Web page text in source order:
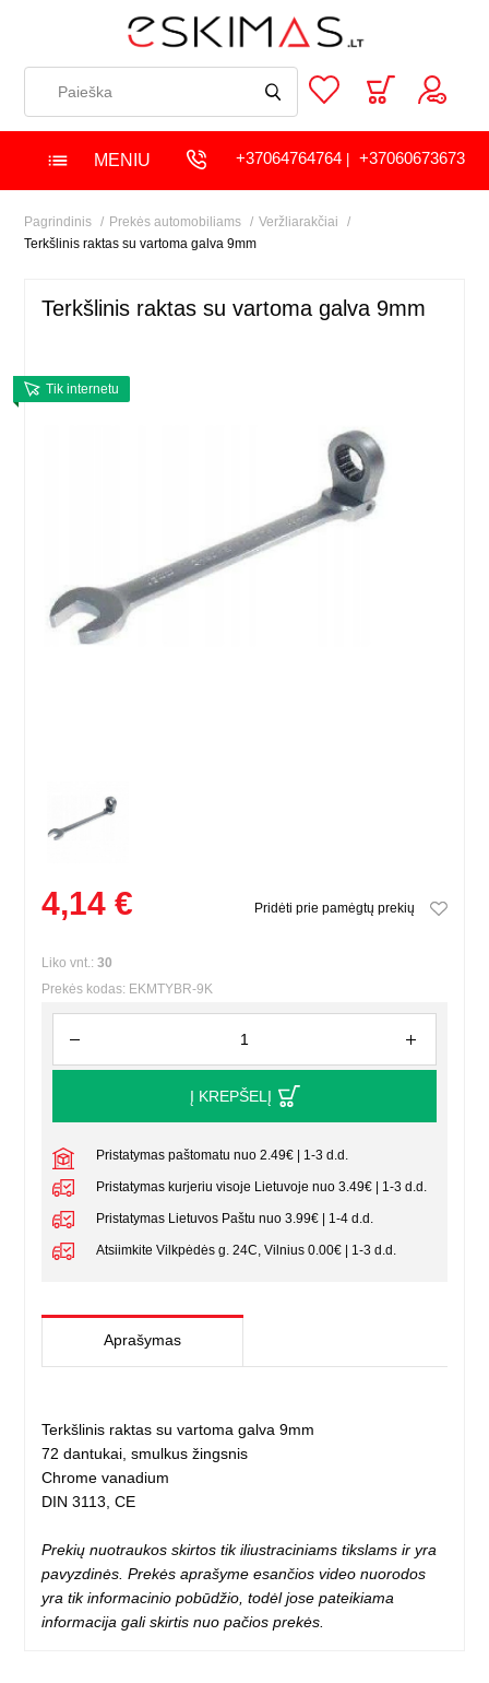
MENIU +37064764764| +37060673673
Pagrindinis Prekės automobiliams
Veržliarakčiai
Terkšlinis raktas su vartoma galva 9mm
Terkšlinis raktas su vartoma galva 9mm
Tik internetu
4,14 € Pridėti prie pamėgtų prekių
Liko vnt.:30
Prekės kodas: EKMTYBR-9K
Į KREPŠELĮ
Pristatymas paštomatu nuo 2.49€ | 1-3 d.d.
Pristatymas kurjeriu visoje Lietuvoje nuo 3.49€ | 1-3 d.d.
Pristatymas Lietuvos Paštu nuo 3.99€ | 1-4 d.d.
Atsiimkite Vilkpėdės g. 24C, Vilnius 0.00€ | 1-3 d.d.
Aprašymas
Terkšlinis raktas su vartoma galva 9mm
72 dantukai, smulkus žingsnis
Chrome vanadium
DIN 3113, CE
Prekių nuotraukos skirtos tik iliustraciniams tikslams ir yra
pavyzdinės. Prekės aprašyme esančios video nuorodos
yra tik informacinio pobūdžio, todėl jose pateikiama
informacija gali skirtis nuo pačios prekės.